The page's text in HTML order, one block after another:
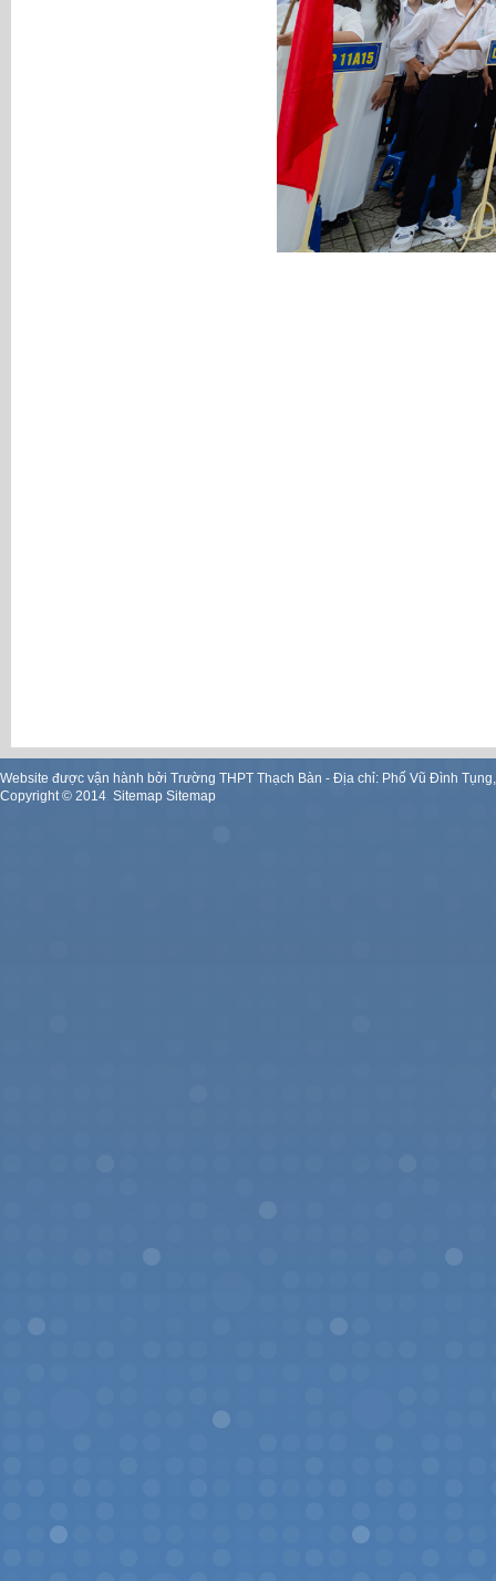
Website được vận hành bởi Trường THPT Thạch Bàn - Địa chỉ: Phố Vũ Đình
Copyright © 2014. Sitemap Sitemap